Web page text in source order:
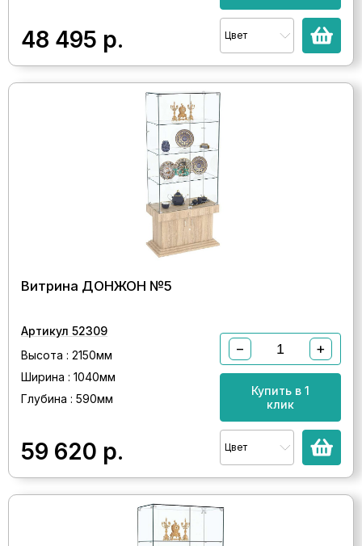
48 495 р. Цвет
Витрина ДОНЖОН №5
Артикул 52309
Высота : 2150мм
Ширина : 1040мм
Глубина : 590мм
59 620 р.
− +
Купить в 1
клик
Цвет